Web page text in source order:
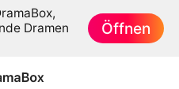
Dramen
Öffnen